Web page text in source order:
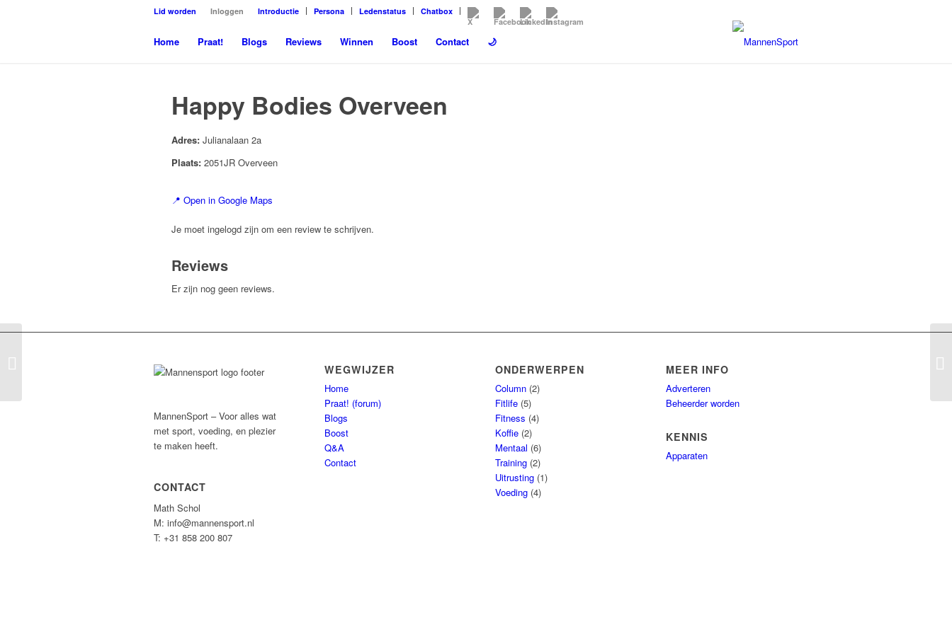
Lid worden Inloggen Introductie Persona Ledenstatus Chatbox
Home Praat! Blogs Reviews Winnen Boost Contact 🌙
Happy Bodies Overveen
Adres: Julianalaan 2a
Plaats: 2051JR Overveen
📍 Open in Google Maps
Je moet ingelogd zijn om een review te schrijven.
Reviews
Er zijn nog geen reviews.
MannenSport – Voor alles wat
met sport, voeding, en plezier
te maken heeft.
CONTACT
Math Schol
M: info@mannensport.nl
T: +31 858 200 807
WEGWIJZER
Home
Praat! (forum)
Blogs
Boost
Q&A
Contact
ONDERWERPEN
Column (2)
Fitlife (5)
Fitness (4)
Koffie (2)
Mentaal (6)
Training (2)
Uitrusting (1)
Voeding (4)
MEER INFO
Adverteren
Beheerder worden
KENNIS
Apparaten